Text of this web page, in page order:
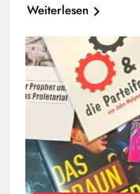
Weiterlesen